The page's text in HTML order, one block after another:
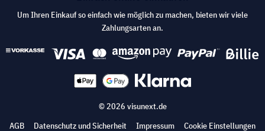
Um Ihren Einkauf so einfach wie möglich zu machen, bieten wir viele
Zahlungsarten an.
© 2026 visunext.de
AGB
Datenschutz und Sicherheit Impressum Cookie Einstellungen